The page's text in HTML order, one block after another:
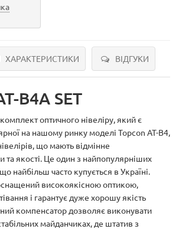
ХАРАКТЕРИСТИКИ ВІДГУКИ
B4A SET
оптичного нівеліру, який є
на нашому ринку моделі Topcon AT-B4,
що мають відмінне
та якості. Це один з найпопулярніших
найбільш часто купується в Україні.
високоякісною оптикою,
і гарантує дуже хорошу якість
компенсатор дозволяє виконувати
майданчиках, де штатив з